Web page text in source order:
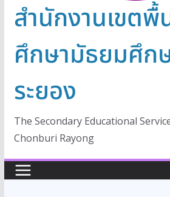
สำนักงานเขตพื้
ศึกษามัธยมศึก
ระยอง
The Secondary Educational
Chonburi Rayong